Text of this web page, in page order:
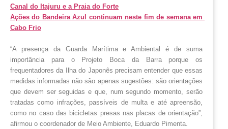
Canal do Itajuru e a Praia do Forte
Ações do Bandeira Azul continuam neste fim de semana em
Cabo Frio
“A presença da Guarda Marítima e Ambiental é de suma
importância para o Projeto Boca da Barra porque os
frequentadores da Ilha do Japonês precisam entender que essas
medidas informadas não são apenas sugestões: são orientações
que devem ser seguidas e que, num segundo momento, serão
tratadas como infrações, passíveis de multa e até apreensão,
como no caso das bicicletas presas nas placas de orientação”,
afirmou o coordenador de Meio Ambiente, Eduardo Pimenta.